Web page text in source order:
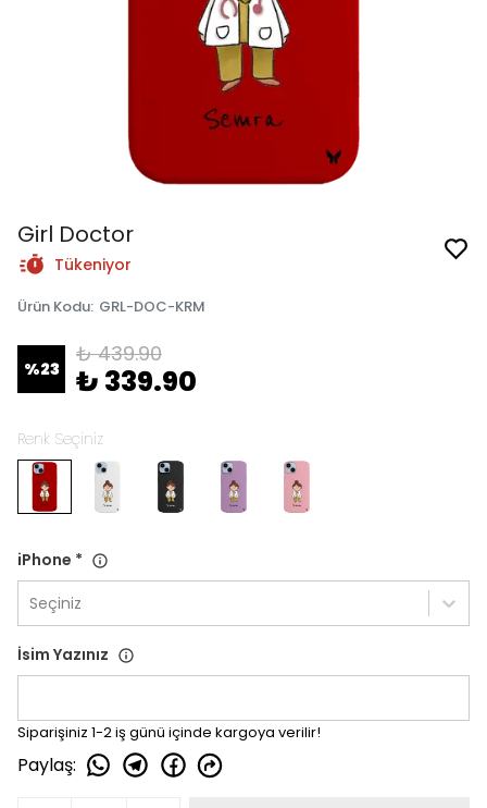
Girl Doctor
Tükeniyor
Ürün Kodu: GRL-DOC-KRM
%23
₺ 439.90
₺ 339.90
Renk Seçiniz
iPhone *
Seçiniz
İsim Yazınız
Siparişiniz 1-2 iş günü içinde kargoya verilir!
Paylaş: